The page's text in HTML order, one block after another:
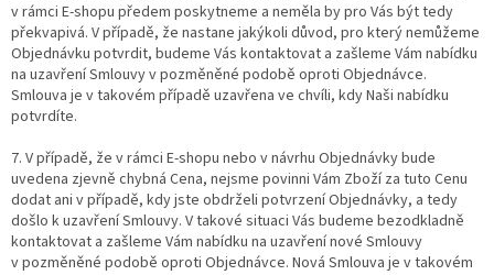
v rámci E-shopu předem poskytneme a neměla by pro Vás být tedy
překvapivá. V případě, že nastane jakýkoli důvod, pro který nemůžeme
Objednávku potvrdit, budeme Vás kontaktovat a zašleme Vám nabídku
na uzavření Smlouvy v pozměněné podobě oproti Objednávce.
Smlouva je v takovém případě uzavřena ve chvíli, kdy Naši nabídku
potvrdíte.
7. V případě, že v rámci E-shopu nebo v návrhu Objednávky bude
uvedena zjevně chybná Cena, nejsme povinni Vám Zboží za tuto Cenu
dodat ani v případě, kdy jste obdrželi potvrzení Objednávky, a tedy
došlo k uzavření Smlouvy. V takové situaci Vás budeme bezodkladně
kontaktovat a zašleme Vám nabídku na uzavření nové Smlouvy
v pozměněné podobě oproti Objednávce. Nová Smlouva je v takovém